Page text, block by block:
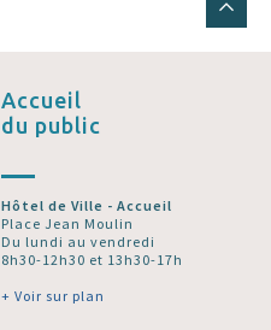
Accueil
du public
Hôtel de Ville - Accueil
Place Jean Moulin
Du lundi au vendredi
8h30-12h30 et 13h30-17h
+ Voir sur plan